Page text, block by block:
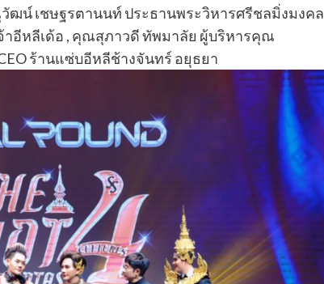
น์ เชษฐรตานนท์ ประธานพระวิหารศรีชลมิ่งมงคล
อีหลีเด้อ , คุณสุภาวดี ทัพมาลัย ผู้บริหารคุณ
ร้านแซ่บอีหลีช้างจันทร์ อยุธยา